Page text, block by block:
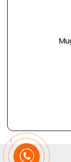
‹